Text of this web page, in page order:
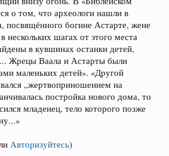
о том, что археологи нашли в
богине Астарте, жене
шагах от этого места
в кувшинах останки детей,
Жрецы Ваала и Астарты были
маленьких детей». «Другой
„жертвоприношением на
постройка нового дома, то
младенец, тело которого позже
Авторизуйтесь)